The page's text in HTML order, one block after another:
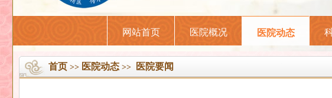
网站首页 医院概况 医院动态
首页 >> 医院动态 >> 医院要闻